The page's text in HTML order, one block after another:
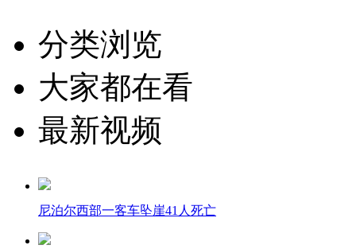
分类浏览
大家都在看
最新视频
尼泊尔西部一客车坠崖41人死亡